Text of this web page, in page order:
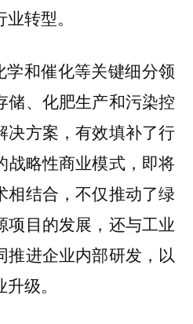
转型。
和催化等关键细分领
储、化肥生产和污染控
决方案，有效填补了行
战略性商业模式，即将
相结合，不仅推动了绿
项目的发展，还与工业
推进企业内部研发，以
级。